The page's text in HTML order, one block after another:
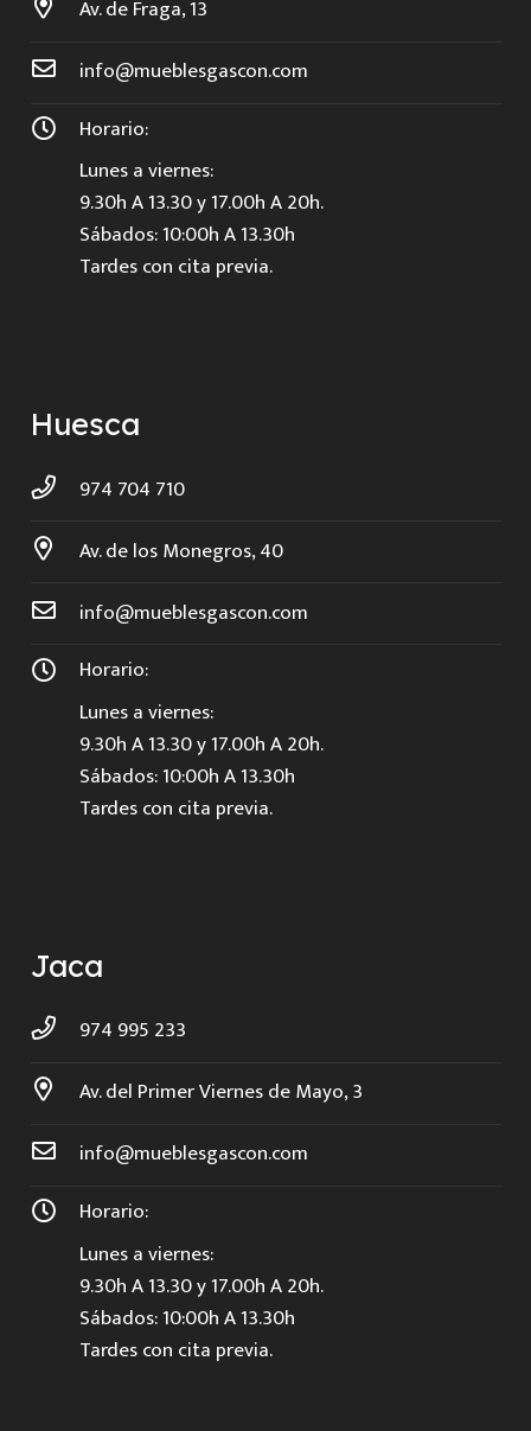
Av. de Fraga, 13
info@mueblesgascon.com
Horario:
Lunes a viernes:
9.30h A 13.30 y 17.00h A 20h.
Sábados: 10:00h A 13.30h
Tardes con cita previa.
Huesca
974 704 710
Av. de los Monegros, 40
info@mueblesgascon.com
Horario:
Lunes a viernes:
9.30h A 13.30 y 17.00h A 20h.
Sábados: 10:00h A 13.30h
Tardes con cita previa.
Jaca
974 995 233
Av. del Primer Viernes de Mayo, 3
info@mueblesgascon.com
Horario:
Lunes a viernes:
9.30h A 13.30 y 17.00h A 20h.
Sábados: 10:00h A 13.30h
Tardes con cita previa.